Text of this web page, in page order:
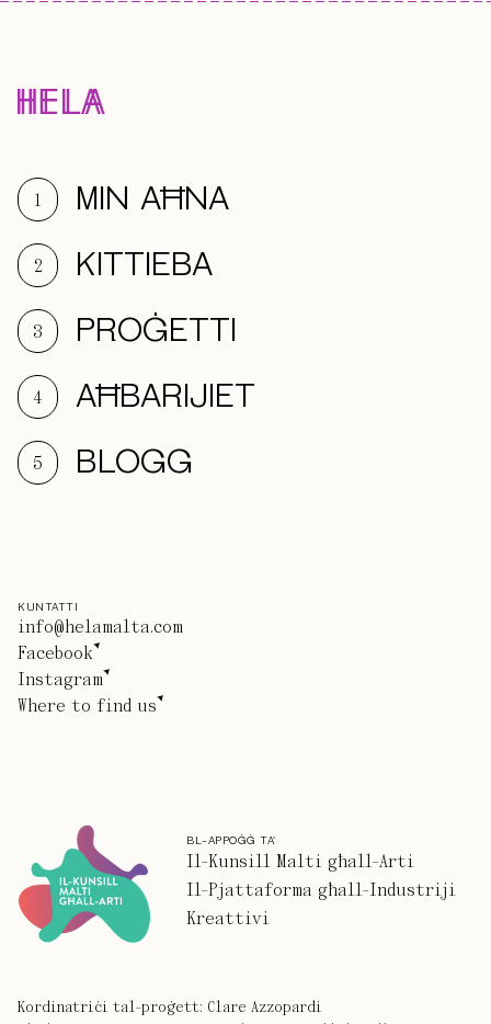
1 MIN AĦNA
2 KITTIEBA
3 PROĠETTI
4 AĦBARIJIET
5 BLOGG
KUNTATTI
info@helamalta.com
Facebook
Instagram
Where to find us
BL-APPOĠĠ TA'
Il-Kunsill Malti għall-Arti
Il-Pjattaforma għall-Industriji
Kreattivi
Kordinatriċi tal-proġett: Clare Azzopardi